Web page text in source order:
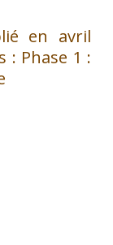
en avril
: Phase 1 :